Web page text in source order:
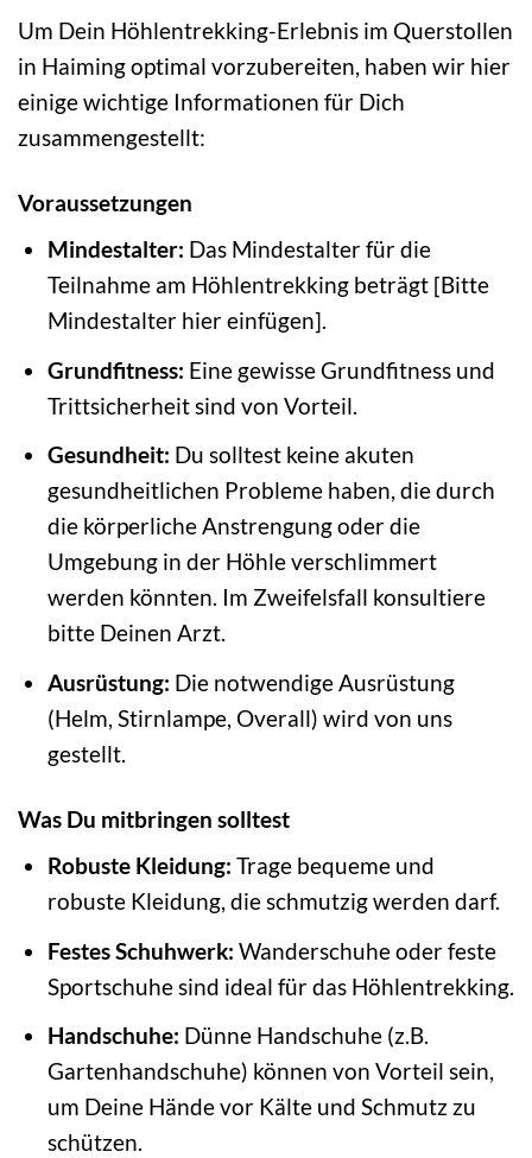
Um Dein Höhlentrekking-Erlebnis im Querstollen
in Haiming optimal vorzubereiten, haben wir hier
einige wichtige Informationen für Dich
zusammengestellt:
Voraussetzungen
Mindestalter: Das Mindestalter für die
Teilnahme am Höhlentrekking beträgt [Bitte
Mindestalter hier einfügen].
Grundfitness: Eine gewisse Grundfitness und
Trittsicherheit sind von Vorteil.
Gesundheit: Du solltest keine akuten
gesundheitlichen Probleme haben, die durch
die körperliche Anstrengung oder die
Umgebung in der Höhle verschlimmert
werden könnten. Im Zweifelsfall konsultiere
bitte Deinen Arzt.
Ausrüstung: Die notwendige Ausrüstung
(Helm, Stirnlampe, Overall) wird von uns
gestellt.
Was Du mitbringen solltest
Robuste Kleidung: Trage bequeme und
robuste Kleidung, die schmutzig werden darf.
Festes Schuhwerk: Wanderschuhe oder feste
Sportschuhe sind ideal für das Höhlentrekking.
Handschuhe: Dünne Handschuhe (z.B.
Gartenhandschuhe) können von Vorteil sein,
um Deine Hände vor Kälte und Schmutz zu
schützen.